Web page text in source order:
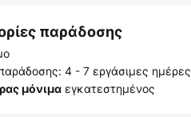
παράδοσης
4 - 7 εργάσιμες ημέρες
μόνιμα εγκατεστημένος